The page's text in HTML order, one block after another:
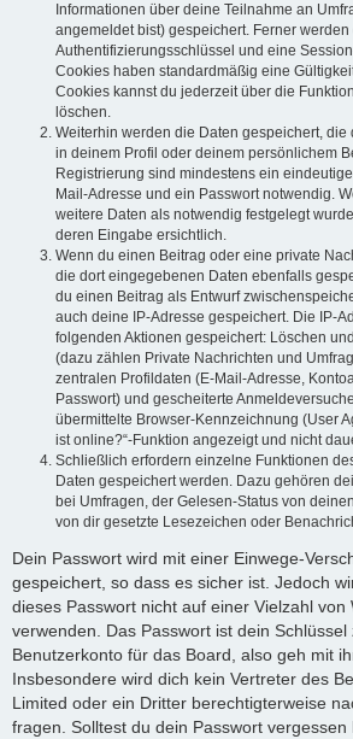
Informationen über deine Teilnahme an
angemeldet bist) gespeichert. Ferner
Authentifizierungsschlüssel und eine
Cookies haben standardmäßig eine
Cookies kannst du jederzeit über die
löschen.
Weiterhin werden die Daten gespeichert,
in deinem Profil oder deinem persönlichem
Registrierung sind mindestens ein
Mail-Adresse und ein Passwort notwendig.
weitere Daten als notwendig festgelegt
deren Eingabe ersichtlich.
Wenn du einen Beitrag oder eine private
die dort eingegebenen Daten ebenfalls
du einen Beitrag als Entwurf
auch deine IP-Adresse gespeichert. Die IP-
folgenden Aktionen gespeichert: Löschen
(dazu zählen Private Nachrichten und
zentralen Profildaten (E-Mail-Adresse,
Passwort) und gescheiterte
übermittelte Browser-Kennzeichnung (User
ist online?“-Funktion angezeigt und nicht
Schließlich erfordern einzelne Funktionen
Daten gespeichert werden. Dazu gehören
bei Umfragen, der Gelesen-Status von
von dir gesetzte Lesezeichen oder
Dein Passwort wird mit einer Einwege-
gespeichert, so dass es sicher ist. Jedoch
dieses Passwort nicht auf einer Vielzahl von
verwenden. Das Passwort ist dein Schlüssel
Benutzerkonto für das Board, also geh mit
Insbesondere wird dich kein Vertreter des
Limited oder ein Dritter berechtigterweise
fragen. Solltest du dein Passwort